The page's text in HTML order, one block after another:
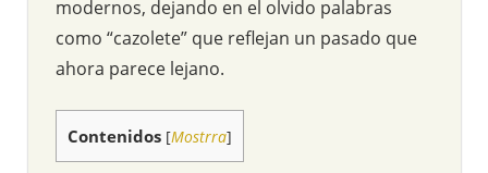
modernos, dejando en el olvido palabras
como “cazolete” que reflejan un pasado que
ahora parece lejano.
Contenidos [Mostrra]